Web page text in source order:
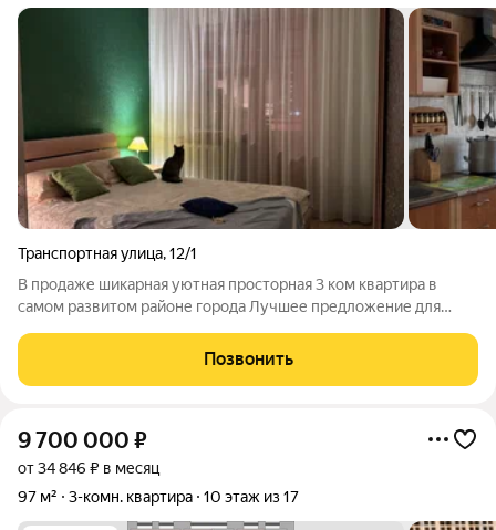
Транспортная улица,12/1
В продаже шикарная уютная просторная 3 ком квартира в
самом развитом районе города Лучшее предложение для
Расположена по адресу: г Оренбург, ул Транспортная 12/1, на 6
этаже 9 этажного дома. Преимущества
Позвонить
9 700 000 ₽
от 34 846 ₽ в месяц
97 м²
3-комн. квартира 10 этаж из 17